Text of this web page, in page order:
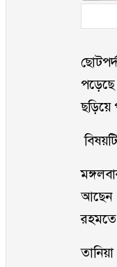
ছড়িয়ে
আছেন
রহমতে